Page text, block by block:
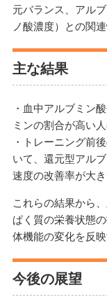
元バランス、アル
ノ酸濃度）との関
主な結果
・血中アルブミン
ミンの割合が高い
・トレーニング前
いて、還元型アル
速度の改善率が大き
これらの結果から
ぱく質の栄養状態
体機能の変化を反
今後の展望